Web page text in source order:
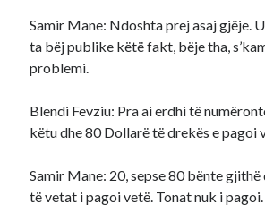
Samir Mane: Ndoshta prej asaj gjëje.
ta bëj publike këtë fakt, bëje tha,
problemi.
Blendi Fevziu: Pra ai erdhi të
këtu dhe 80 Dollarë të drekës e pagoi
Samir Mane: 20, sepse 80 bënte
të vetat i pagoi vetë. Tonat nuk i pagoi.